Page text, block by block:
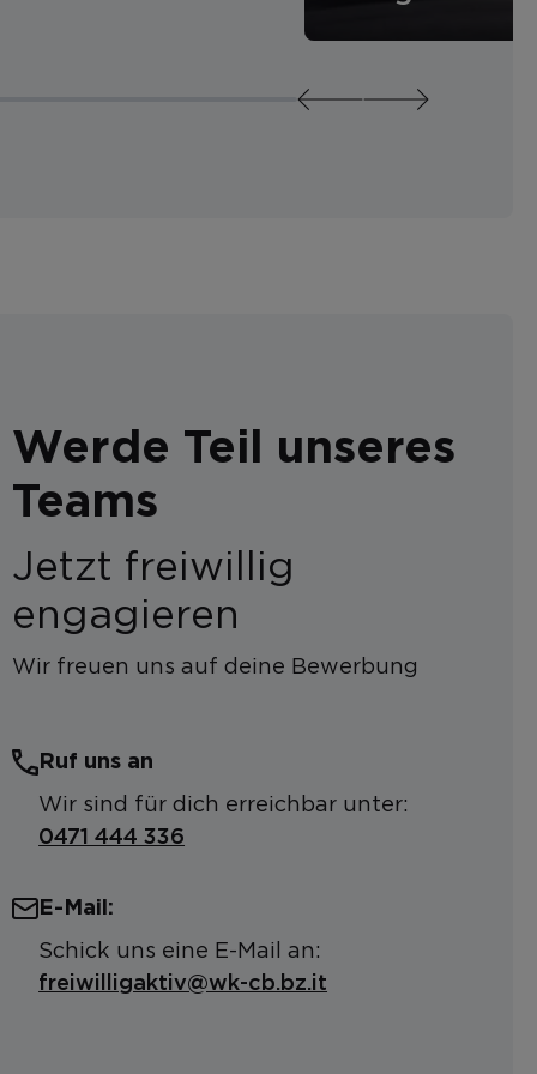
Werde Teil unseres
Teams
Jetzt freiwillig
engagieren
Wir freuen uns auf deine Bewerbung
Ruf uns an
Wir sind für dich erreichbar unter:
0471 444 336
E-Mail:
Schick uns eine E-Mail an:
freiwilligaktiv@wk-cb.bz.it